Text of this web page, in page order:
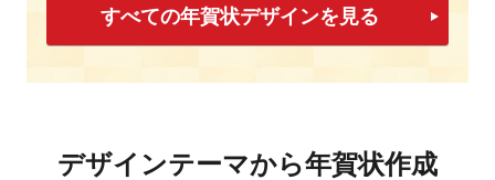
すべての年賀状デザインを見る
デザインテーマから年賀状作成